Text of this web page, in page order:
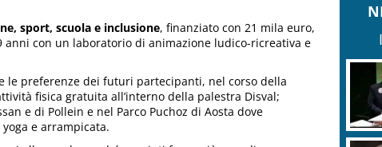
sport, scuola e inclusione, finanziato con 21 mila euro,
con un laboratorio di animazione ludico-ricreativa e
preferenze dei futuri partecipanti, nel corso della
fisica gratuita all’interno della palestra Disval;
e di Pollein e nel Parco Puchoz di Aosta dove
e arrampicata.